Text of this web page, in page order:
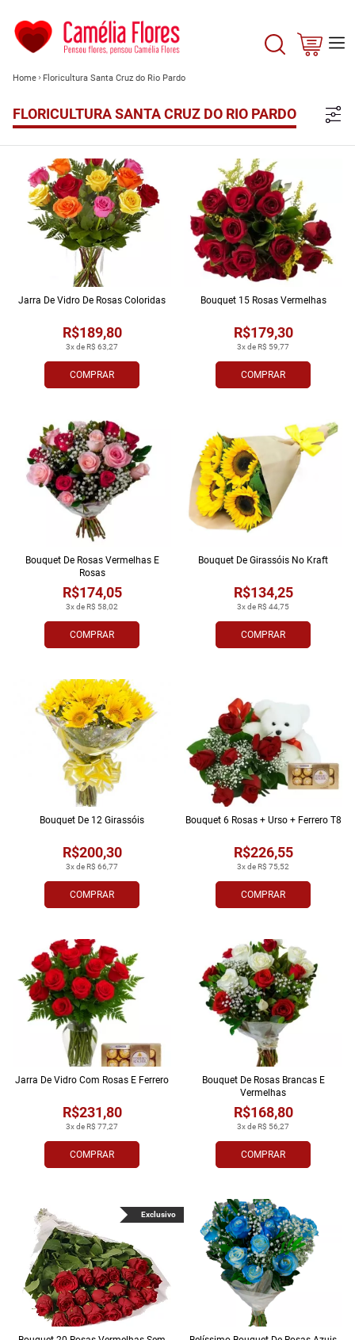
Home Floricultura Santa Cruz do Rio Pardo
FLORICULTURA SANTA CRUZ DO RIO PARDO
COMPRAR
3x de R$ 63,27
R$189,80
Jarra De Vidro De Rosas Coloridas
COMPRAR
3x de R$ 59,77
R$179,30
Bouquet 15 Rosas Vermelhas
COMPRAR
3x de R$ 58,02
R$174,05
Bouquet De Rosas Vermelhas E
Rosas
COMPRAR
3x de R$ 44,75
R$134,25
Bouquet De Girassóis No Kraft
COMPRAR
3x de R$ 66,77
R$200,30
Bouquet De 12 Girassóis
COMPRAR
3x de R$ 75,52
R$226,55
Bouquet 6 Rosas + Urso + Ferrero T8
COMPRAR
3x de R$ 77,27
R$231,80
Jarra De Vidro Com Rosas E Ferrero
COMPRAR
3x de R$ 56,27
R$168,80
Bouquet De Rosas Brancas E
Vermelhas
Exclusivo